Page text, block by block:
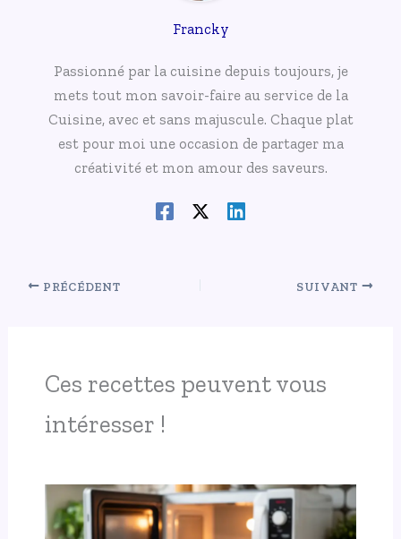
Francky
Passionné par la cuisine depuis toujours, je
mets tout mon savoir-faire au service de la
Cuisine, avec et sans majuscule. Chaque plat
est pour moi une occasion de partager ma
créativité et mon amour des saveurs.
PRÉCÉDENT SUIVANT
Ces recettes peuvent vous
intéresser !